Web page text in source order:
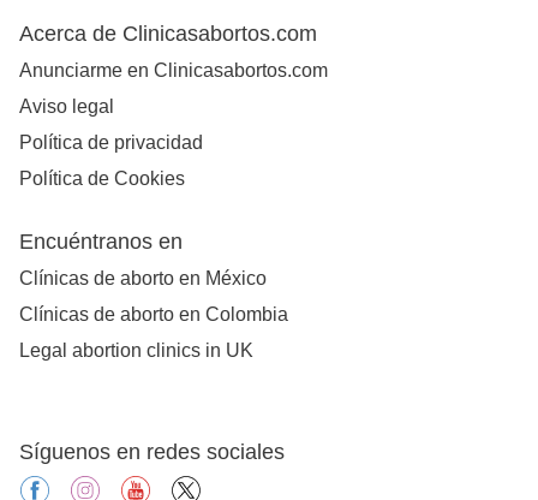
Acerca de Clinicasabortos.com
Anunciarme en Clinicasabortos.com
Aviso legal
Política de privacidad
Política de Cookies
Encuéntranos en
Clínicas de aborto en México
Clínicas de aborto en Colombia
Legal abortion clinics in UK
Síguenos en redes sociales
facebookinstagramyoutube